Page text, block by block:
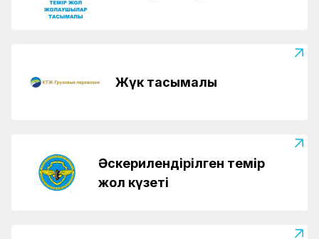
Жүк тасымалы
Әскерилендірілген темір
жол күзеті